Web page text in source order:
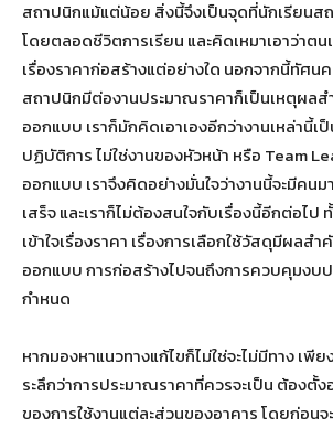
สถาปนิกแม้แต่น้อย สิ่งนี้จึงเป็นจุดที่นักเรียนส
โดยตลอดชีวิตการเรียน และคิดเหมาเอาว่าต
เรื่องราคาก่อสร้างแต่อย่างใด นอกจากนี้ทัศน
สถาปนิกมีต่องานประมาณราคาก็เป็นเหตุผลส
ออกแบบ เราก็มักคิดเอาเองอีกว่างานเหล่านี้เ
ปฏิบัติการ ไม่ใช่งานของหัวหน้า หรือ Team
ออกแบบ เราจึงคิดอย่างมั่นใจว่างานนี้จะมีคนม
เสร็จ และเราก็ไม่ต้องสนใจกับเรื่องนี้อีกต่อไป
เข้าใจเรื่องราคา เรื่องการเลือกใช้วัสดุมีผลส
ออกแบบ การก่อสร้างไปจนถึงการควบคุมงบ
กำหนด
หากมองหาแนวทางแก้ไขก็ไม่ใช่จะไม่มีทาง เ
ระลึกว่าการประมาณราคาที่ควรจะเป็น ต้องตั้
ของการใช้งานแต่ละส่วนของอาคาร โดยก่อน